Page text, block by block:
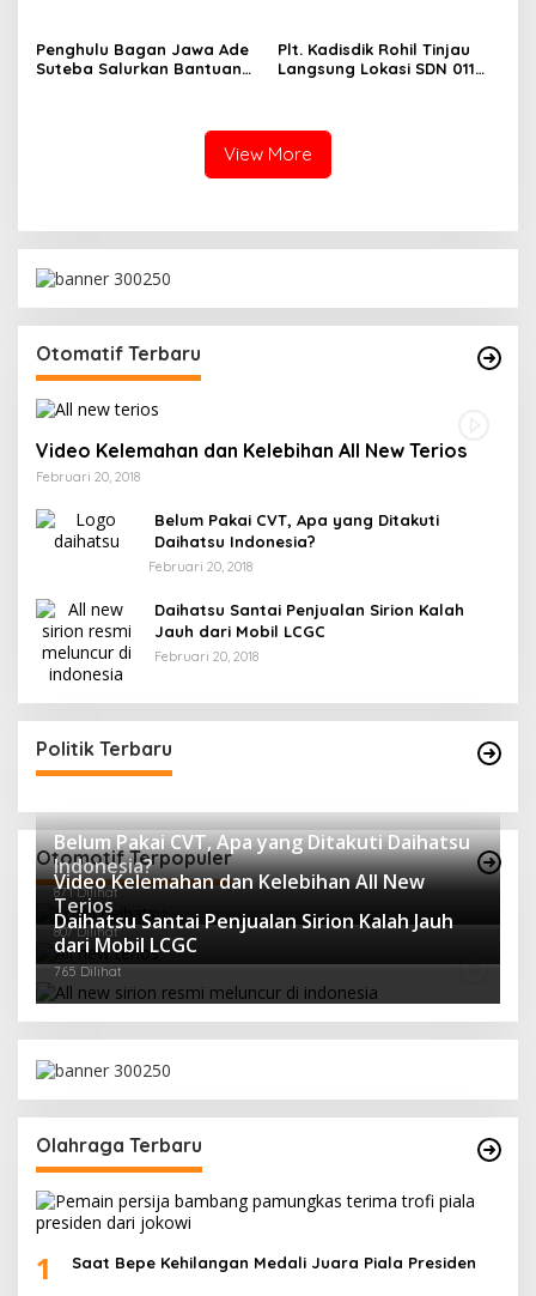
Penghulu Bagan Jawa Ade
Suteba Salurkan Bantuan
Plt. Kadisdik Rohil Tinjau
Langsung Lokasi SDN 011
View More
Otomatif Terbaru
Video Kelemahan dan Kelebihan All New Terios
Februari 20, 2018
Belum Pakai CVT, Apa yang Ditakuti
Daihatsu Indonesia?
Februari 20, 2018
Daihatsu Santai Penjualan Sirion Kalah
Jauh dari Mobil LCGC
Februari 20, 2018
Politik Terbaru
Otomotif Terpopuler
Belum Pakai CVT, Apa yang Ditakuti Daihatsu
Indonesia?
871 Dilihat
Video Kelemahan dan Kelebihan All New
Terios
807 Dilihat
Daihatsu Santai Penjualan Sirion Kalah Jauh
dari Mobil LCGC
765 Dilihat
Olahraga Terbaru
1 Saat Bepe Kehilangan Medali Juara Piala Presiden